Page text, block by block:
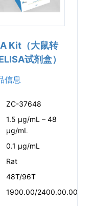
Kit（大鼠转
试剂盒）
信息
ZC-37648
1.5 μg/mL – 48
μg/mL
0.1 μg/mL
Rat
48T/96T
1900.00/2400.00.00